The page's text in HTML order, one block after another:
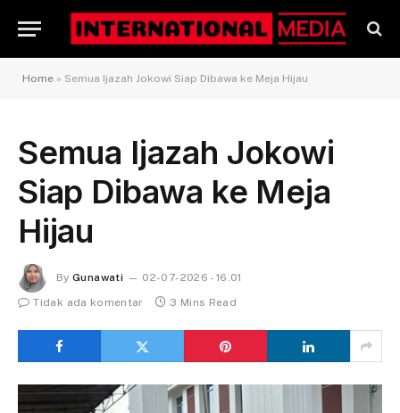
Home » Semua Ijazah Jokowi Siap Dibawa ke Meja Hijau
Semua Ijazah Jokowi
Siap Dibawa ke Meja
Hijau
By Gunawati
02-07-2026 - 16.01
Tidak ada komentar
3 Mins Read